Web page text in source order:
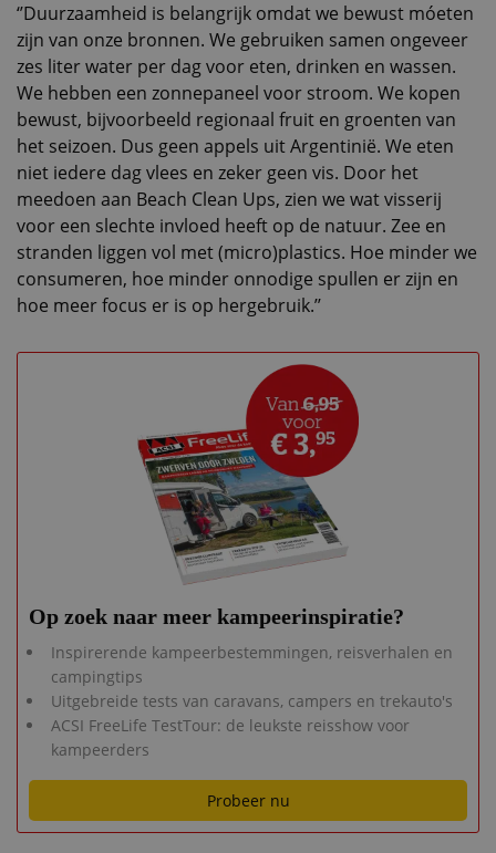
‘’Duurzaamheid is belangrijk omdat we bewust móeten
zijn van onze bronnen. We gebruiken samen ongeveer
zes liter water per dag voor eten, drinken en wassen.
We hebben een zonnepaneel voor stroom. We kopen
bewust, bijvoorbeeld regionaal fruit en groenten van
het seizoen. Dus geen appels uit Argentinië. We eten
niet iedere dag vlees en zeker geen vis. Door het
meedoen aan Beach Clean Ups, zien we wat visserij
voor een slechte invloed heeft op de natuur. Zee en
stranden liggen vol met (micro)plastics. Hoe minder we
consumeren, hoe minder onnodige spullen er zijn en
hoe meer focus er is op hergebruik.’’
Op zoek naar meer kampeerinspiratie?
Inspirerende kampeerbestemmingen, reisverhalen en
campingtips
Uitgebreide tests van caravans, campers en trekauto's
ACSI FreeLife TestTour: de leukste reisshow voor
kampeerders
Probeer nu